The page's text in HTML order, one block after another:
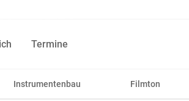
Termine
Instrumentenbau Filmton